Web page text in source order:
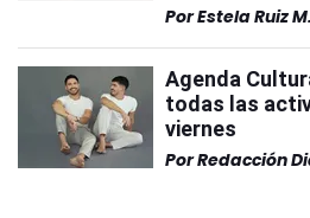
PorEstela Ruiz M.
Agenda
todas las
viernes
PorRedacción